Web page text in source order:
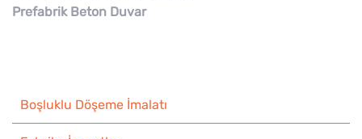
Prefabrik Beton Duvar
Boşluklu Döşeme İmalatı